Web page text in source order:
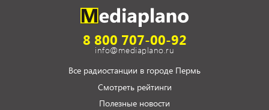
8 800 707-00-92
info@mediaplano.ru
Все радиостанции в городе Пермь
Смотреть рейтинги
Полезные новости